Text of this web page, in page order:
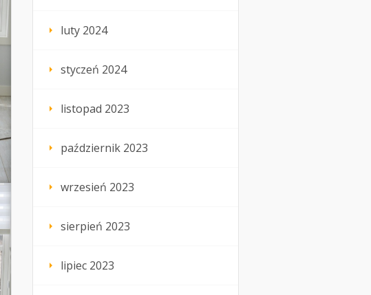
luty 2024
styczeń 2024
listopad 2023
październik 2023
wrzesień 2023
sierpień 2023
lipiec 2023